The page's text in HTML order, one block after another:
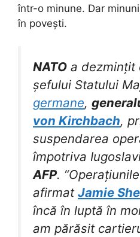
într-o minune. Dar
în povești.
NATO a dezmințit
șefului Statului
germane,
von Kirchbach,
suspendarea
împotriva
AFP. “Operațiunile
afirmat Jamie
încă în luptă în
am părăsit